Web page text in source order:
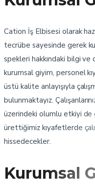
Cation İş Elbisesi olarak
tecrübe sayesinde gerek
spekleri hakkındaki bilgi
kurumsal giyim, personel
üstü kalite anlayışıyla
bulunmaktayız.
üzerindeki olumlu etkiyi de
ürettiğimiz kıyafetlerde
hissedecekler.
Kurumsal